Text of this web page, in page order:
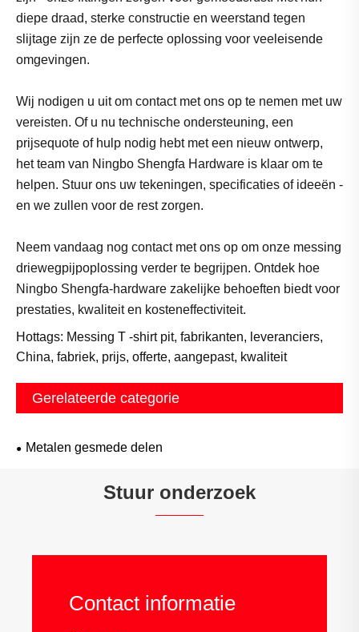
diepe draad, sterke constructie en weerstand tegen
slijtage zijn ze de perfecte oplossing voor veeleisende
omgevingen.
Wij nodigen u uit om contact met ons op te nemen met uw
vereisten. Of u nu technische ondersteuning, een
prijsequote of hulp nodig hebt met een nieuw ontwerp,
het team van Ningbo Shengfa Hardware is klaar om te
helpen. Stuur ons uw tekeningen, specificaties of ideeën -
en we zullen voor de rest zorgen.
Neem vandaag nog contact met ons op om onze messing
driewegpijpoplossing verder te begrijpen. Ontdek hoe
Ningbo Shengfa-hardware zakelijke behoeften biedt voor
prestaties, kwaliteit en kosteneffectiviteit.
Hottags: Messing T -shirt pit, fabrikanten, leveranciers,
China, fabriek, prijs, offerte, aangepast, kwaliteit
Gerelateerde categorie
Metalen gesmede delen
Stuur onderzoek
Contact informatie